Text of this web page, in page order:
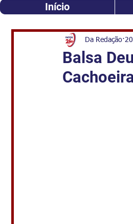
Início
Balsa
Da Redação